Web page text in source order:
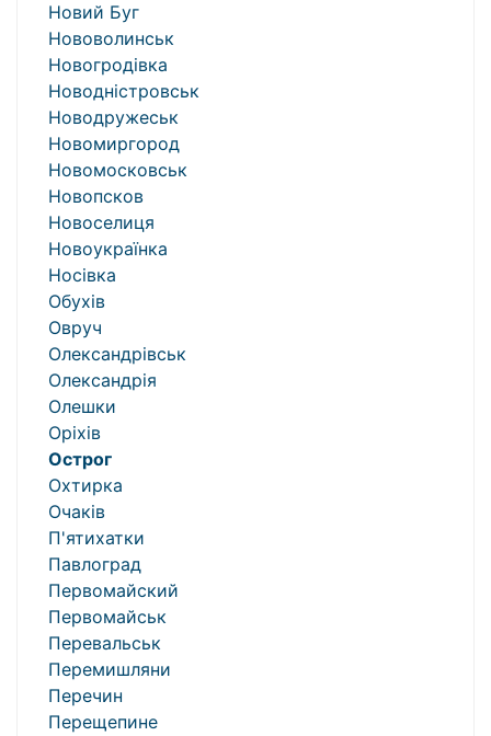
Новий Буг
Нововолинськ
Новогродівка
Новодністровськ
Новодружеськ
Новомиргород
Новомосковськ
Новопсков
Новоселиця
Новоукраїнка
Носівка
Обухів
Овруч
Олександрівськ
Олександрія
Олешки
Оріхів
Острог
Охтирка
Очаків
П'ятихатки
Павлоград
Первомайский
Первомайськ
Перевальськ
Перемишляни
Перечин
Перещепине